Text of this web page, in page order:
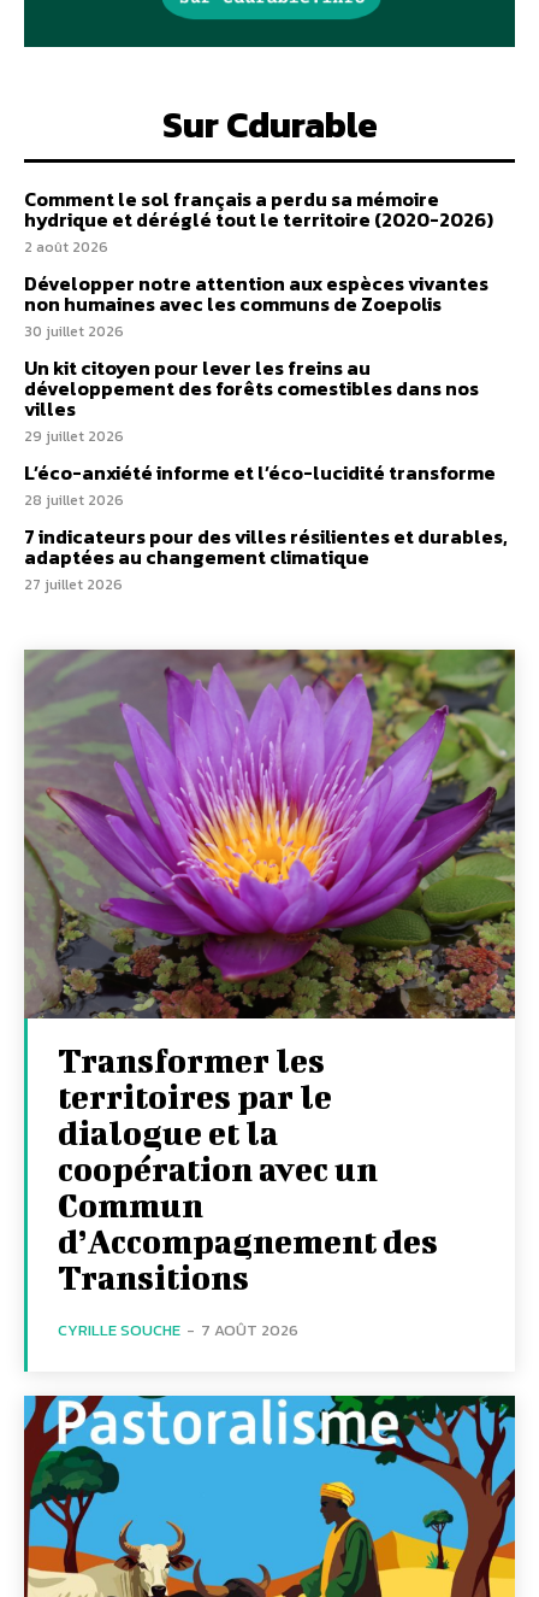
Sur Cdurable
Comment le sol français a perdu sa mémoire
hydrique et déréglé tout le territoire (2020-2026)
2 août 2026
Développer notre attention aux espèces vivantes
non humaines avec les communs de Zoepolis
30 juillet 2026
Un kit citoyen pour lever les freins au
développement des forêts comestibles dans nos
villes
29 juillet 2026
L’éco-anxiété informe et l’éco-lucidité transforme
28 juillet 2026
7 indicateurs pour des villes résilientes et durables,
adaptées au changement climatique
27 juillet 2026
Transformer les
territoires par le
dialogue et la
coopération avec un
Commun
d’Accompagnement des
Transitions
CYRILLE SOUCHE - 7 AOÛT 2026